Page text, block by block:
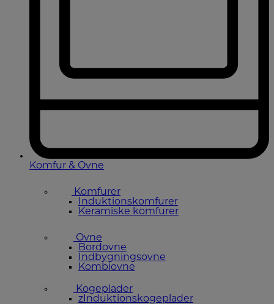
Komfur & Ovne
Komfurer
Induktionskomfurer
Keramiske komfurer
Ovne
Bordovne
Indbygningsovne
Kombiovne
Kogeplader
zInduktionskogeplader